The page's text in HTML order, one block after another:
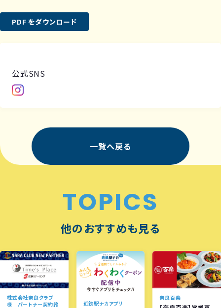
PDF をダウンロード
公式SNS
一覧へ戻る
TOPICS
他のおすすめも見る
株式会社奈良クラブ
様 パートナー契約締
近鉄駅ナカアプリ
奈良百楽